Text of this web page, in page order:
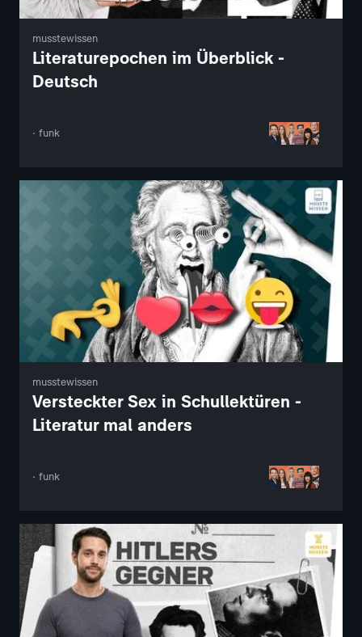
musstewissen
Literaturepochen im Überblick -
Deutsch
· funk
musstewissen
Versteckter Sex in Schullektüren -
Literatur mal anders
· funk